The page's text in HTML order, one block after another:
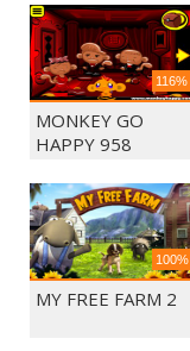
116%
MONKEY GO
HAPPY 958
100%
MY FREE FARM 2